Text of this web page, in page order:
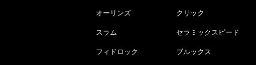
オーリンズ クリック
スラム セラミックスピード
フィドロック ブルックス